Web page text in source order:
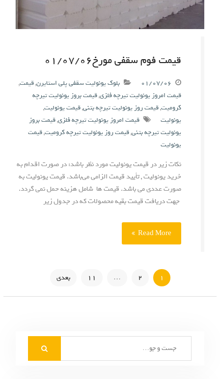
قیمت فوم سقفی مورخ۰۱/۰۷/۰۶
۰۱/۰۷/۰۶ بلوک یونولیت سقفی پلی استایرن,قیمت,
قیمت امروز یونولیت تیرچه فلزی,قیمت بروز یونولیت تیرچه
کرومیت,قیمت روز یونولیت تیرچه بتنی,قیمت یونولیت,
یونولیت
قیمت امروز یونولیت تیرچه فلزی,قیمت بروز
یونولیت تیرچه بتنی,قیمت روز یونولیت تیرچه کرومیت,قیمت
یونولیت
نکات زیر در قیمت یونولیت مورد نظر باشد: در صورت اقدام به
خرید یونولیت , تأیید قیمت الزامی می‌باشد. قیمت یونولیت به
صورت عددی می باشد. قیمت ها شامل هزینه حمل نمی گردد.
جهت دریافت قیمت بقیه محصولات که در جدول زیر
Read More
ا
1
2
…
11 بعدی